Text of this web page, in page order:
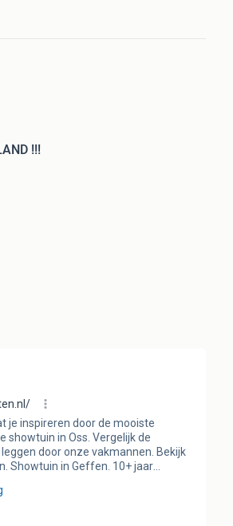
!!!
!!!
formaten en vormen.
genoemd. Een prachtig
kleuren, formaten en soorten.
zijn verkrijgbaar in veel
typische karakter. Wij
(wereldwijd) en kunnen u
kunt zien hebben wij een
en smaak. Normaliter zijn alle
Let u goed op. Onze prijzen
worden aangeboden. Kortom.